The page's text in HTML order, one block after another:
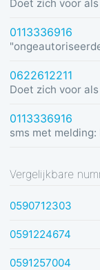
0113336916
0622612211
0113336916
Vergelijkbare
0590712303
0591224674
0591257004